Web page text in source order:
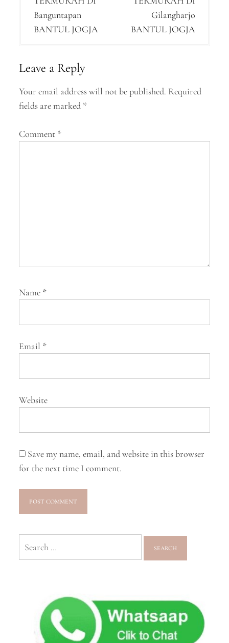
t
n
v
g
t
Banguntapan
BANTUL JOGJA
Gilangharjo
BANTUL JOGJA
Leave a Reply
Your email address will not be published. Required
fields are marked *
Comment *
Name *
Email *
Website
Save my name, email, and website in this browser
for the next time I comment.